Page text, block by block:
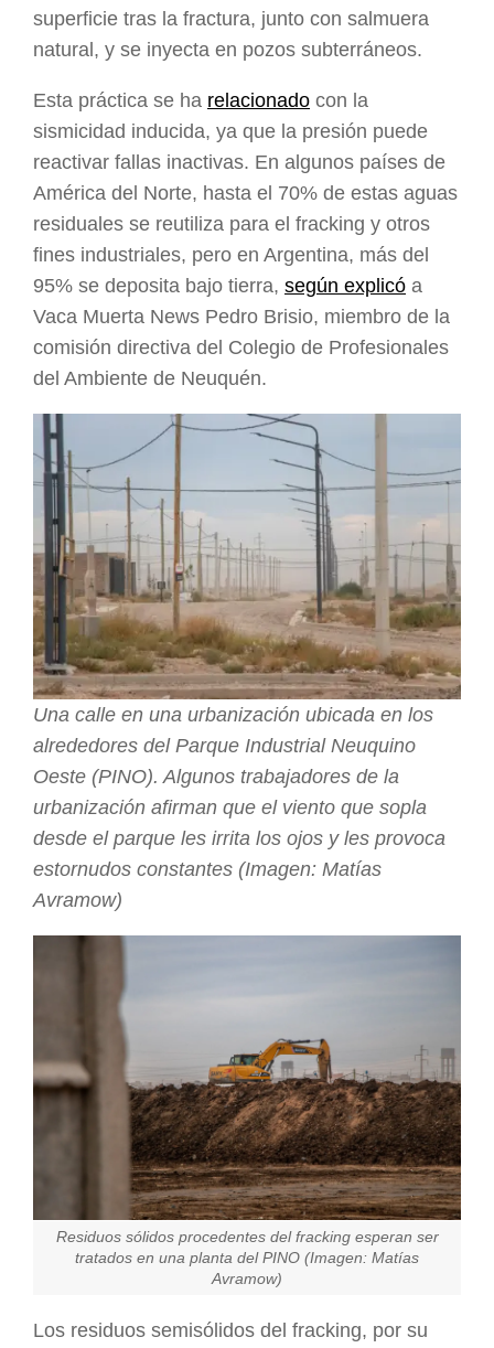
superficie tras la fractura, junto con salmuera
natural, y se inyecta en pozos subterráneos.
Esta práctica se ha relacionado con la
sismicidad inducida, ya que la presión puede
reactivar fallas inactivas. En algunos países de
América del Norte, hasta el 70% de estas aguas
residuales se reutiliza para el fracking y otros
fines industriales, pero en Argentina, más del
95% se deposita bajo tierra, según explicó a
Vaca Muerta News Pedro Brisio, miembro de la
comisión directiva del Colegio de Profesionales
del Ambiente de Neuquén.
Una calle en una urbanización ubicada en los
alrededores del Parque Industrial Neuquino
Oeste (PINO). Algunos trabajadores de la
urbanización afirman que el viento que sopla
desde el parque les irrita los ojos y les provoca
estornudos constantes (Imagen: Matías
Avramow)
Residuos sólidos procedentes del fracking esperan ser
tratados en una planta del PINO (Imagen: Matías
Avramow)
Los residuos semisólidos del fracking, por su